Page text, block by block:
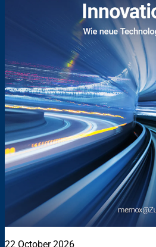
22 October 2026